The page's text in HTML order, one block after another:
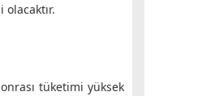
tüketimi yüksek